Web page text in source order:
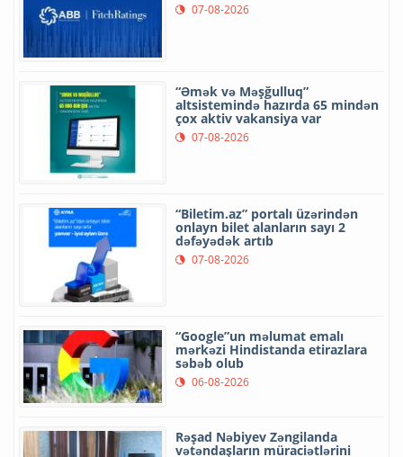
07-08-2026
“Əmək və Məşğulluq”
altsistemində hazırda 65 mindən
çox aktiv vakansiya var
07-08-2026
“Biletim.az” portalı üzərindən
onlayn bilet alanların sayı 2
dəfəyədək artıb
07-08-2026
“Google”un məlumat emalı
mərkəzi Hindistanda etirazlara
səbəb olub
06-08-2026
Rəşad Nəbiyev Zəngilanda
vətəndaşların müraciətlərini